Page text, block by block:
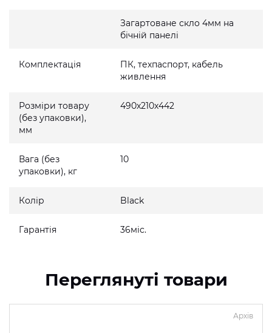
Загартоване скло 4мм на
бічній панелі
Комплектація
ПК, техпаспорт, кабель
живлення
Розміри товару
(без упаковки),
мм
490x210x442
Вага (без
упаковки), кг
10
Колір Black
Гарантія 36міс.
Переглянуті товари
Архів